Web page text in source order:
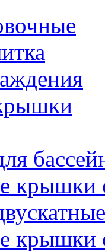
крышки
крышки